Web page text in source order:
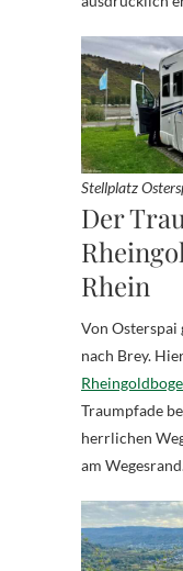
Stellplatz
Der
Rhein
Von Osterspai
nach Brey.
Traumpfade
herrlichen
am